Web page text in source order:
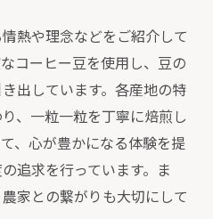
熱や理念などをご紹介して
コーヒー豆を使用し、豆の
出しています。各産地の特
、一粒一粒を丁寧に焙煎し
、心が豊かになる体験を提
追求を行っています。ま
家との繋がりも大切にして